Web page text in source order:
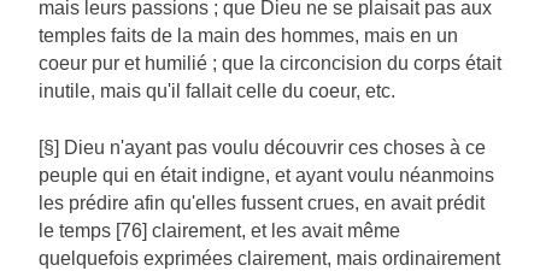
mais leurs passions ; que Dieu ne se plaisait pas aux
temples faits de la main des hommes, mais en un
coeur pur et humilié ; que la circoncision du corps était
inutile, mais qu'il fallait celle du coeur, etc.
[§] Dieu n'ayant pas voulu découvrir ces choses à ce
peuple qui en était indigne, et ayant voulu néanmoins
les prédire afin qu'elles fussent crues, en avait prédit
le temps [76] clairement, et les avait même
quelquefois exprimées clairement, mais ordinairement